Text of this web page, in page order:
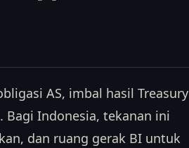
AS, imbal hasil Treasury
Indonesia, tekanan ini
dan ruang gerak BI untuk